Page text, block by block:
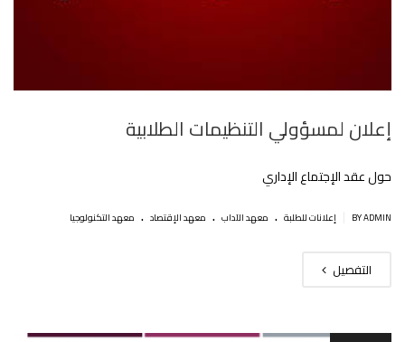
إعلان لمسؤولي التنظيمات الطلابية
حول عقد الإجتماع الإداري
BY ADMIN إعلانات للطلبة . معهد الآداب . معهد الإقتصاد . معهد التكنولوجيا
التفصيل